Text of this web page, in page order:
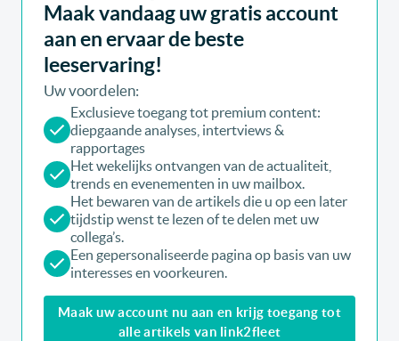
Maak vandaag uw gratis account
aan en ervaar de beste
leeservaring!
Uw voordelen:
Exclusieve toegang tot premium content:
diepgaande analyses, intertviews &
rapportages
Het wekelijks ontvangen van de actualiteit,
trends en evenementen in uw mailbox.
Het bewaren van de artikels die u op een later
tijdstip wenst te lezen of te delen met uw
collega’s.
Een gepersonaliseerde pagina op basis van uw
interesses en voorkeuren.
Maak uw account nu aan en krijg toegang tot
alle artikels van link2fleet